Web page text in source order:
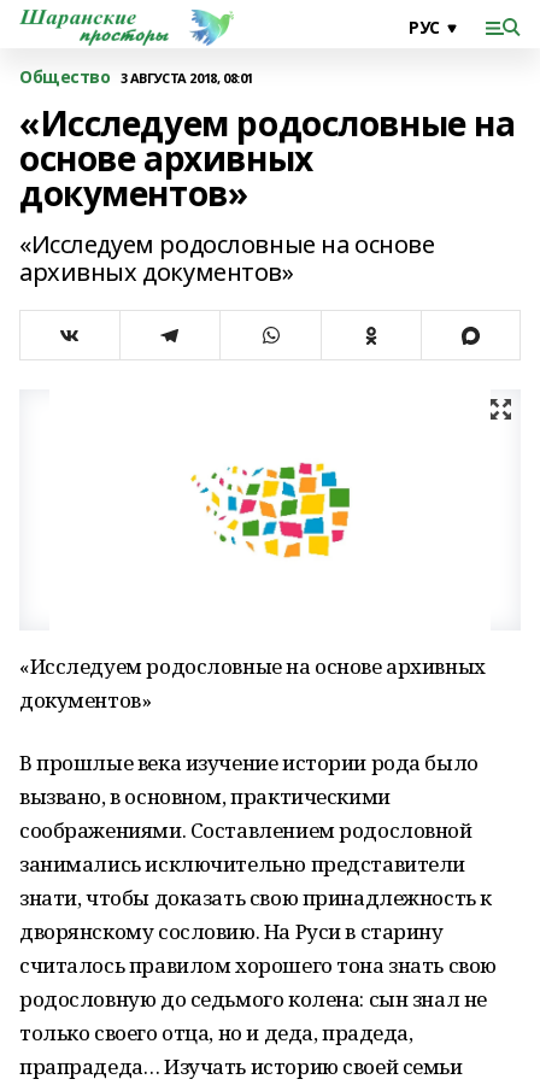
Общество 3 АВГУСТА 2018, 08:01
«Исследуем родословные на
основе архивных
документов»
«Исследуем родословные на основе
архивных документов»
«Исследуем родословные на основе архивных
документов»
В прошлые века изучение истории рода было
вызвано, в основном, практическими
соображениями. Составлением родословной
занимались исключительно представители
знати, чтобы доказать свою принадлежность к
дворянскому сословию. На Руси в старину
считалось правилом хорошего тона знать свою
родословную до седьмого колена: сын знал не
только своего отца, но и деда, прадеда,
прапрадеда… Изучать историю своей семьи